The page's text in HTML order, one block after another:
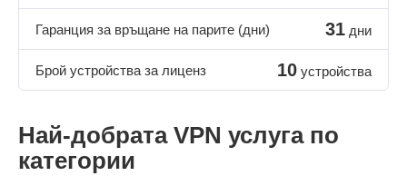
Гаранция за връщане на парите (дни) 31 дни
Брой устройства за лиценз 10 устройства
Най-добрата VPN услуга по
категории